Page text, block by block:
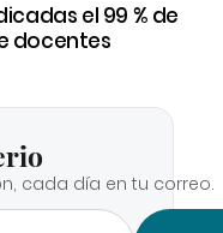
el 99 % de
docentes
cada día en tu correo.